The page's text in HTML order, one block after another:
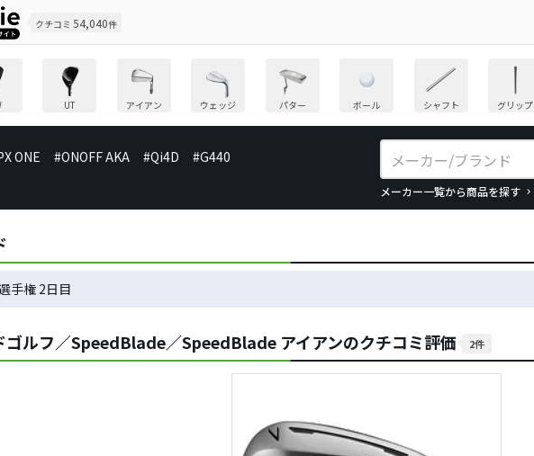
クチコミ 54,040件
UT アイアン ウェッジ パター ボール シャフト グリップ
ONE #ONOFF AKA #Qi4D #G440
メーカー一覧から商品を探す
手権 2日目
ゴルフ／SpeedBlade／SpeedBlade アイアンのクチコミ評価 2件